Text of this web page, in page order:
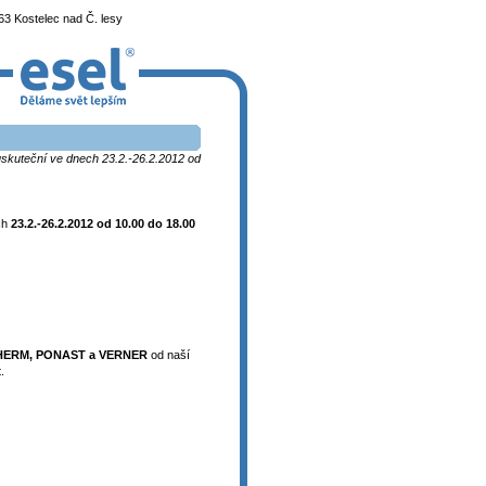
Kostelec nad Č. lesy
ve dnech 23.2.-26.2.2012 od
23.2.-26.2.2012 od 10.00 do 18.00
PONAST a VERNERod naší